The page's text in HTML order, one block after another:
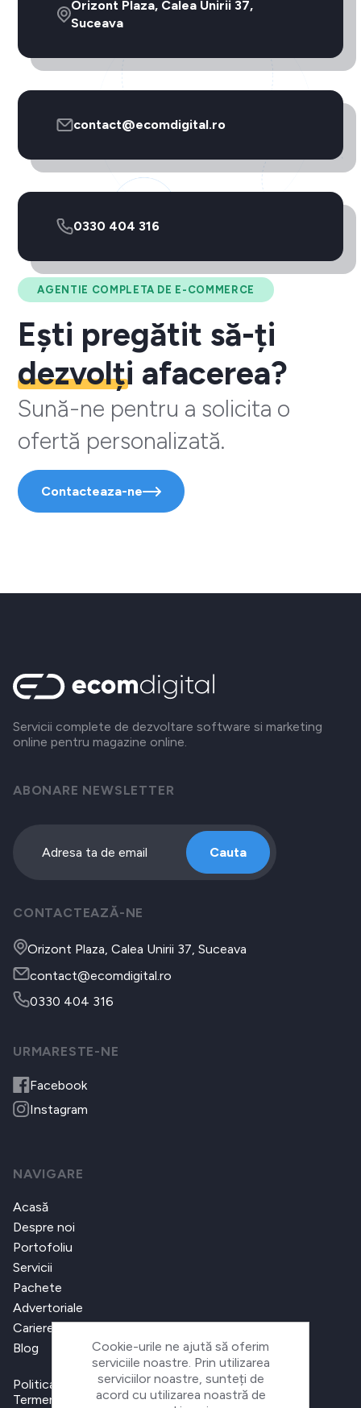
AGENTIE COMPLETA DE E-COMMERCE
Ești pregătit să-ți
dezvolți afacerea?
Sună-ne pentru a solicita o
ofertă personalizată.
Contacteaza-ne
Orizont Plaza, Calea Unirii 37,
Suceava
contact@ecomdigital.ro
0330 404 316
Servicii complete de dezvoltare software si marketing
online pentru magazine online.
ABONARE NEWSLETTER
Cauta
CONTACTEAZĂ-NE
Orizont Plaza, Calea Unirii 37, Suceava
contact@ecomdigital.ro
0330 404 316
URMARESTE-NE
Facebook
Instagram
NAVIGARE
Acasă
Despre noi
Portofoliu
Servicii
Pachete
Advertoriale
Cariere
Blog
Politica de confidențialitate
Termeni și condiții
Cookie-urile ne ajută să oferim
serviciile noastre. Prin utilizarea
serviciilor noastre, sunteți de
acord cu utilizarea noastră de